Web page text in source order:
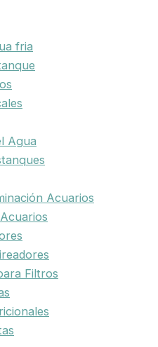
fria
Agua
Acuarios
Filtros